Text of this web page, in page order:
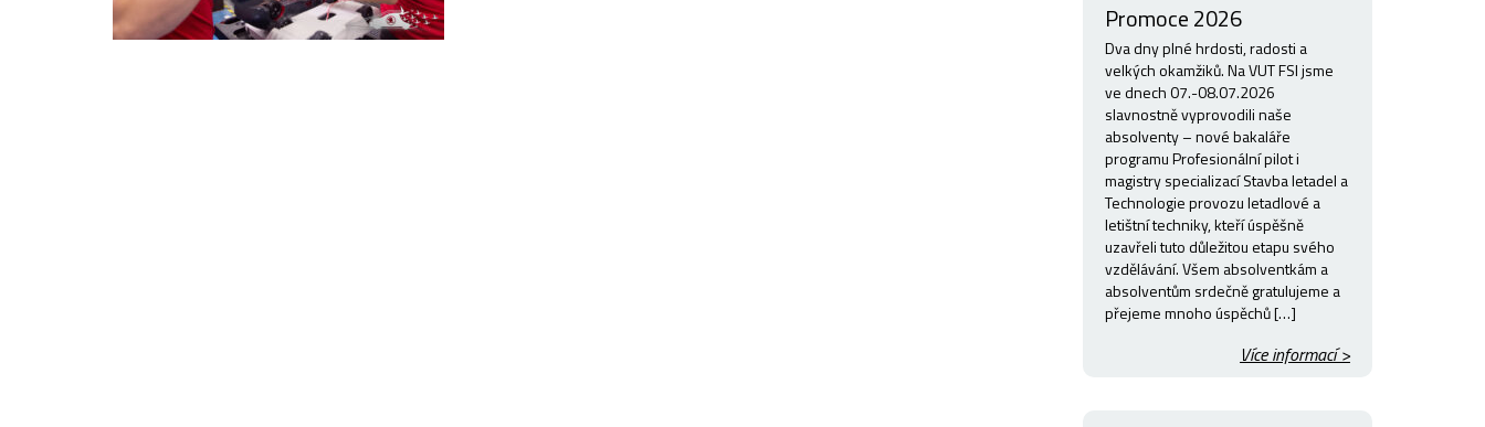
Promoce 2026
Dva dny plné hrdosti, radosti a
velkých okamžiků. Na VUT FSI jsme
ve dnech 07.-08.07.2026
slavnostně vyprovodili naše
absolventy – nové bakaláře
programu Profesionální pilot i
magistry specializací Stavba letadel a
Technologie provozu letadlové a
letištní techniky, kteří úspěšně
uzavřeli tuto důležitou etapu svého
vzdělávání. Všem absolventkám a
absolventům srdečně gratulujeme a
přejeme mnoho úspěchů […]
Více informací >